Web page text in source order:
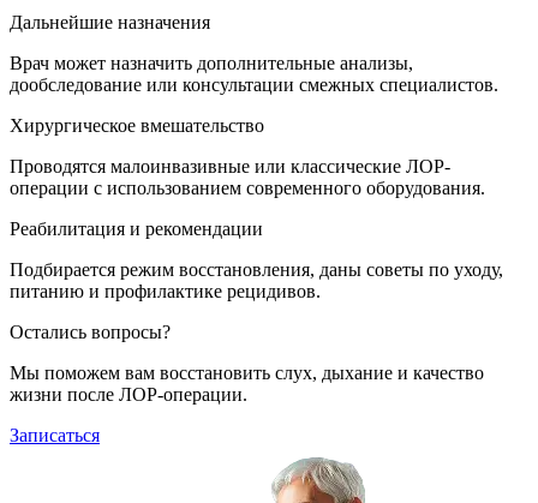
Дальнейшие назначения
Врач может назначить дополнительные анализы,
дообследование или консультации смежных специалистов.
Хирургическое вмешательство
Проводятся малоинвазивные или классические ЛОР-
операции с использованием современного оборудования.
Реабилитация и рекомендации
Подбирается режим восстановления, даны советы по уходу,
питанию и профилактике рецидивов.
Остались вопросы?
Мы поможем вам восстановить слух, дыхание и качество
жизни после ЛОР-операции.
Записаться